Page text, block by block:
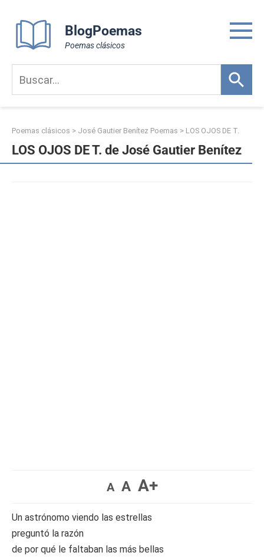
content
BlogPoemas
Poemas clásicos
Poemas clásicos > José Gautier Benítez Poemas > LOS OJOS DE T.
LOS OJOS DE T. de José Gautier Benítez
A A A+
Un astrónomo viendo las estrellas
preguntó la razón
de por qué le faltaban las más bellas